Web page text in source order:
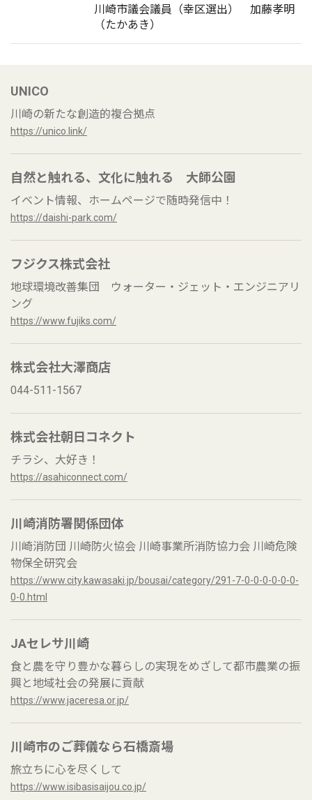
川崎市議会議員（幸区選出） 加藤孝明
（たかあき）
UNICO
川崎の新たな創造的複合拠点
https://unico.link/
自然と触れる、文化に触れる 大師公園
イベント情報、ホームページで随時発信中！
https://daishi-park.com/
フジクス株式会社
地球環境改善集団 ウォーター・ジェット・エンジニアリ
ング
https://www.fujiks.com/
株式会社大澤商店
044-511-1567
株式会社朝日コネクト
チラシ、大好き！
https://asahiconnect.com/
川崎消防署関係団体
川崎消防団 川崎防火協会 川崎事業所消防協力会 川崎危険
物保全研究会
https://www.city.kawasaki.jp/bousai/category/291-7-0-0-0-0-0-0-
0-0.html
JAセレサ川崎
食と農を守り豊かな暮らしの実現をめざして都市農業の振
興と地域社会の発展に貢献
https://www.jaceresa.or.jp/
川崎市のご葬儀なら石橋斎場
旅立ちに心を尽くして
https://www.isibasisaijou.co.jp/